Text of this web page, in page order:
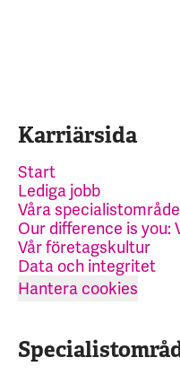
Karriärsida
Start
Lediga jobb
Våra
Our difference is you:
Vår företagskultur
Data och integritet
Hantera cookies